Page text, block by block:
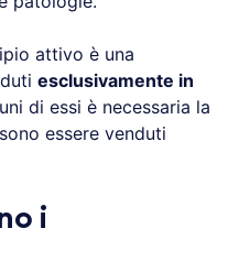
attivo è una
esclusivamente in
di essi è necessaria la
essere venduti
i